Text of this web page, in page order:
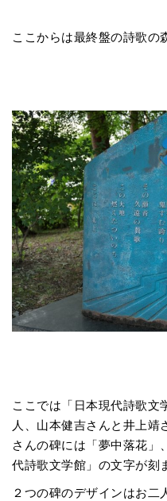
ここからは最終盤の詩歌の
ここでは「日本現代詩歌文
人、山本健吉さんと井上靖
さんの碑には「夢中落花」
代詩歌文学館」の文字が刻
２つの碑のデザインはお二